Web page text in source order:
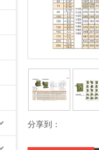
分享到：